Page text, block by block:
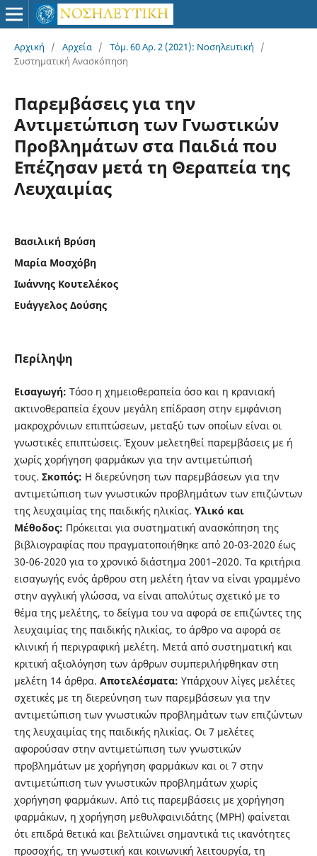
Αρχική / Αρχεία / Τόμ. 60 Αρ. 2 (2021): Νοσηλευτική
/
Συστηματική Ανασκόπηση
Παρεμβάσεις για την
Αντιμετώπιση των Γνωστικών
Προβλημάτων στα Παιδιά που
Επέζησαν μετά τη Θεραπεία της
Λευχαιμίας
Βασιλική Βρύση
Μαρία Μοσχόβη
Ιωάννης Κουτελέκος
Ευάγγελος Δούσης
Περίληψη
Εισαγωγή: Τόσο η χημειοθεραπεία όσο και η κρανιακή
ακτινοθεραπεία έχουν μεγάλη επίδραση στην εμφάνιση
μακροχρόνιων επιπτώσεων, μεταξύ των οποίων είναι οι
γνωστικές επιπτώσεις. Έχουν μελετηθεί παρεμβάσεις με ή
χωρίς χορήγηση φαρμάκων για την αντιμετώπισή
τους. Σκοπός: Η διερεύνηση των παρεμβάσεων για την
αντιμετώπιση των γνωστικών προβλημάτων των επιζώντων
της λευχαιμίας της παιδικής ηλικίας. Υλικό και
Mέθοδος: Πρόκειται για συστηματική ανασκόπηση της
βιβλιογραφίας που πραγματοποιήθηκε από 20-03-2020 έως
30-06-2020 για το χρονικό διάστημα 2001–2020. Τα κριτήρια
εισαγωγής ενός άρθρου στη μελέτη ήταν να είναι γραμμένο
στην αγγλική γλώσσα, να είναι απολύτως σχετικό με το
θέμα της μελέτης, το δείγμα του να αφορά σε επιζώντες της
λευχαιμίας της παιδικής ηλικίας, το άρθρο να αφορά σε
κλινική ή περιγραφική μελέτη. Μετά από συστηματική και
κριτική αξιολόγηση των άρθρων συμπεριλήφθηκαν στη
μελέτη 14 άρθρα. Αποτελέσματα: Υπάρχουν λίγες μελέτες
σχετικές με τη διερεύνηση των παρεμβάσεων για την
αντιμετώπιση των γνωστικών προβλημάτων των επιζώντων
της λευχαιμίας της παιδικής ηλικίας. Οι 7 μελέτες
αφορούσαν στην αντιμετώπιση των γνωστικών
προβλημάτων με χορήγηση φαρμάκων και οι 7 στην
αντιμετώπιση των γνωστικών προβλημάτων χωρίς
χορήγηση φαρμάκων. Από τις παρεμβάσεις με χορήγηση
φαρμάκων, η χορήγηση μεθυλφαινιδάτης (MPH) φαίνεται
ότι επιδρά θετικά και βελτιώνει σημαντικά τις ικανότητες
προσοχής, τη γνωστική και κοινωνική λειτουργία, τη